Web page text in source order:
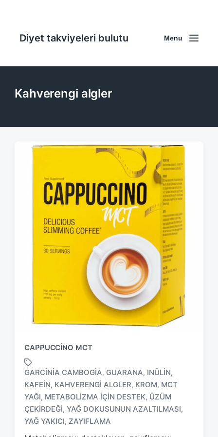
Diyet takviyeleri bulutu Menu
Kahverengi algler
CAPPUCCINO MCT
T
a
g
GARCINIA CAMBOGIA, GUARANA, INÜLIN,
KAFEIN, KAHVERENGI ALGLER, KROM, MCT
YAĞI, METABOLIZMA IÇIN DESTEK, ÜZÜM
ÇEKIRDEĞI, YAĞ DOKUSUNUN AZALTILMASI,
YAĞ YAKICI, ZAYIFLAMA